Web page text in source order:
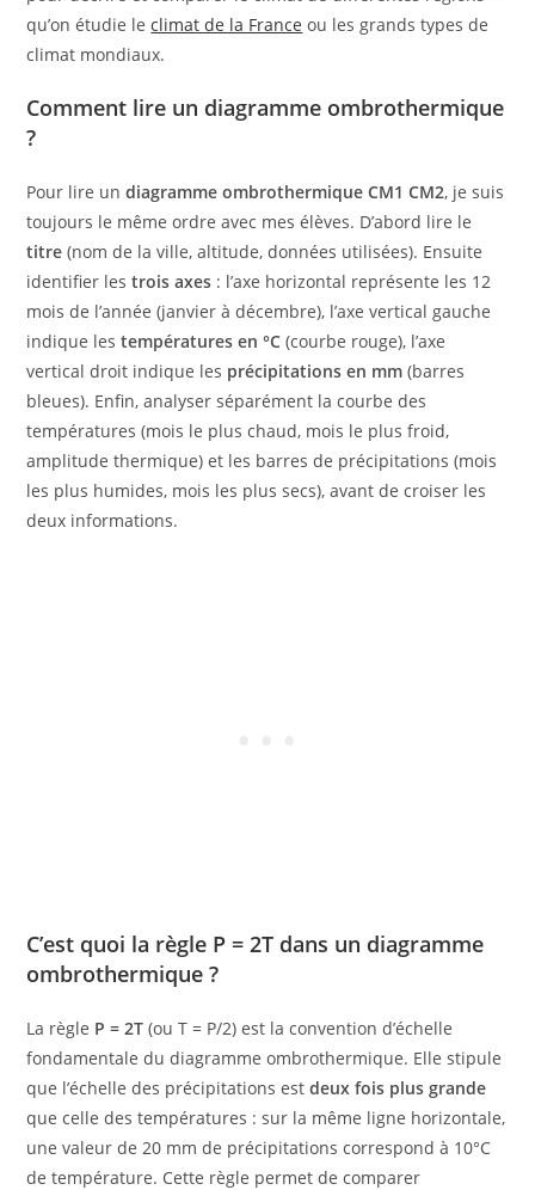
qu’on étudie leclimat de la France ou les grands types de
climat mondiaux.
Comment lire un diagramme ombrothermique
?
Pour lire undiagramme ombrothermique CM1 CM2, je suis
toujours le même ordre avec mes élèves. D’abord lire le
titre (nom de la ville, altitude, données utilisées). Ensuite
identifier lestrois axes : l’axe horizontal représente les 12
mois de l’année (janvier à décembre), l’axe vertical gauche
indique lestempératures en °C (courbe rouge), l’axe
vertical droit indique les précipitations en mm (barres
bleues). Enfin, analyser séparément la courbe des
températures (mois le plus chaud, mois le plus froid,
amplitude thermique) et les barres de précipitations (mois
les plus humides, mois les plus secs), avant de croiser les
deux informations.
C’est quoi la règle P = 2T dans un diagramme
ombrothermique ?
La règle P = 2T (ou T = P/2) est la convention d’échelle
fondamentale du diagramme ombrothermique. Elle stipule
que l’échelle des précipitations estdeux fois plus grande
que celle des températures : sur la même ligne horizontale,
une valeur de 20 mm de précipitations correspond à 10°C
de température. Cette règle permet de comparer